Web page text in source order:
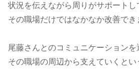
状況を伝えながら周りがサポートし
その職場だけではなかなか改善でき
尾藤さんとのコミュニケーションを
その職場の周辺から支えていくとい